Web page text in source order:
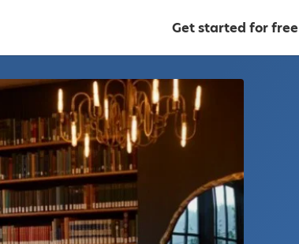
Get started for free